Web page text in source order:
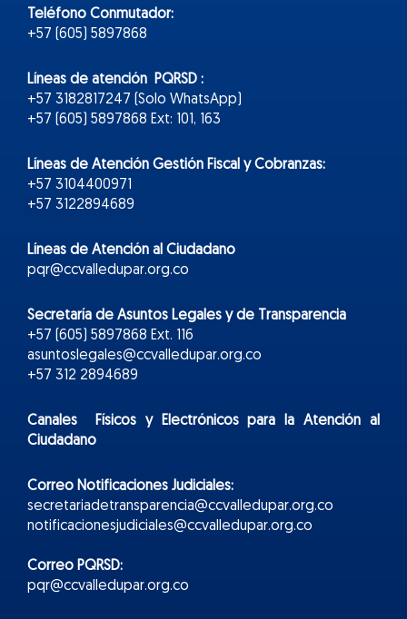
Teléfono Conmutador:
+57 (605) 5897868
Líneas de atención PQRSD :
+57 3182817247 (Solo WhatsApp)
+57 (605) 5897868 Ext: 101, 163
Líneas de Atención Gestión Fiscal y Cobranzas:
+57 3104400971
+57 3122894689
Líneas de Atención al Ciudadano
pqr@ccvalledupar.org.co
Secretaría de Asuntos Legales y de Transparencia
+57 (605) 5897868 Ext. 116
asuntoslegales@ccvalledupar.org.co
+57 312 2894689
Canales Físicos yElectrónicospara la Atención al
Ciudadano
Correo Notificaciones Judiciales:
secretariadetransparencia@ccvalledupar.org.co
notificacionesjudiciales@ccvalledupar.org.co
Correo PQRSD:
pqr@ccvalledupar.org.co